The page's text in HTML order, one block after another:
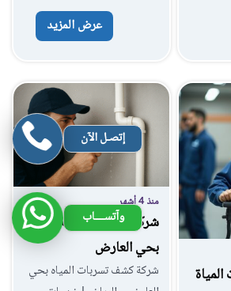
عرض المزيد
منذ 4 أشهر
شركة كشف تسربات المياه
بحي العارض
شركة كشف تسربات المياه بحي
إتصـل الآن
وآتســــاب